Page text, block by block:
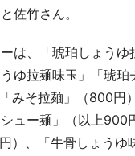
佐竹さん。
は、「琥珀しょうゆ
ゆ拉麺味玉」「琥珀
みそ拉麺」（800円
ュー麺」（以上900
）、「牛骨しょうゆ